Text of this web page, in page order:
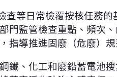
查等日常檢覆按核任務
門監管檢查重點、頻次
指導推進固廢（危廢）規
鐵、化工和廢鉛蓄電池